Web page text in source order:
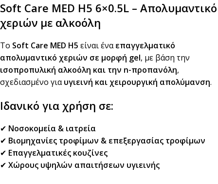
Soft Care MED H5 6×0.5L – Απολυμαντικό
χεριών με αλκοόλη
Το Soft Care MED H5 είναι έναεπαγγελματικό
απολυμαντικό χεριών σε μορφή gel, με βάση την
ισοπροπυλική αλκοόλη και την n-προπανόλη,
σχεδιασμένο γιαυγιεινή και χειρουργική απολύμανση.
Ιδανικό για χρήση σε:
✔ Νοσοκομεία & ιατρεία
✔ Βιομηχανίες τροφίμων & επεξεργασίας τροφίμων
✔ Επαγγελματικές κουζίνες
✔ Χώρους υψηλών απαιτήσεων υγιεινής